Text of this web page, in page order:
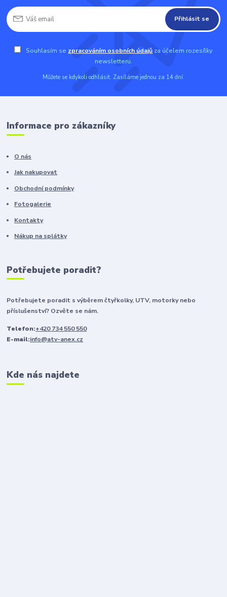
Přihlásit se
Souhlasím se zpracováním osobních údajů za účelem rozesílky
newsletteru.
Můžete se kdykoli odhlásit. Zasíláme jednou za 14 dní.
Informace pro zákazníky
O nás
Jak nakupovat
Obchodní podmínky
Fotogalerie
Kontakty
Nákup na splátky
Potřebujete poradit?
Potřebujete poradit s výběrem čtyřkolky, UTV, motorky nebo
příslušenství? Ozvěte se nám.
Telefon:+420 734 550 550
E-mail:info@atv-anex.cz
Kde nás najdete